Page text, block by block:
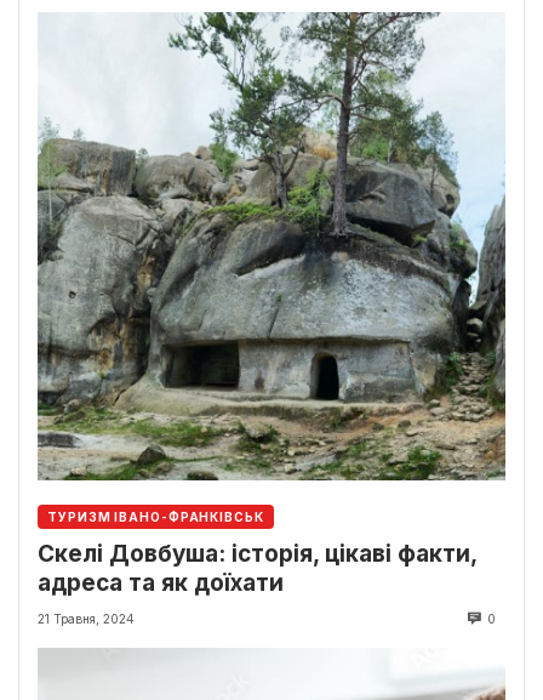
ТУРИЗМ ІВАНО-ФРАНКІВСЬК
Скелі Довбуша: історія, цікаві факти,
адреса та як доїхати
21 Травня, 2024 0